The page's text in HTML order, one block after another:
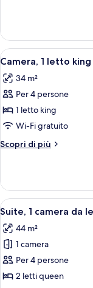
accessibile
ai
disabili,
vasca
da
bagno
1
camera
da
accessibile
ai
vasca
da
Apri
tutte
le
foto
per
Camera,
1
letto
(Den)
4
Camera, 1 letto king
34 m²
Per 4 persone
1 letto king
Wi-Fi gratuito
Scopri di più
Altri
1
letto
king
Apri
tutte
le
foto
per
Suite,
5
Suite, 1 camera da
44 m²
1 camera
Per 4 persone
2 letti queen